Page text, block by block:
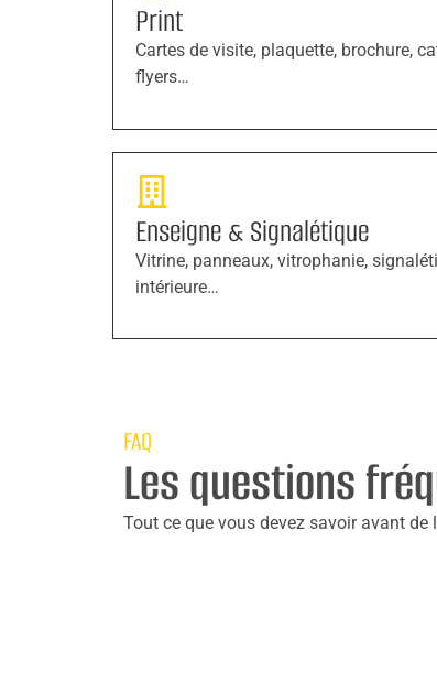
Print
Cartes de visite, plaquette, brochure,
flyers…
Enseigne & Signalétique
Vitrine, panneaux, vitrophanie,
intérieure…
FAQ
Les questions
Tout ce que vous devez savoir avant de